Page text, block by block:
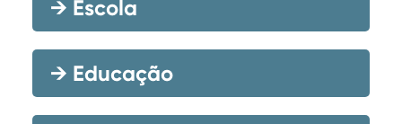
→ Escola
→ Educação